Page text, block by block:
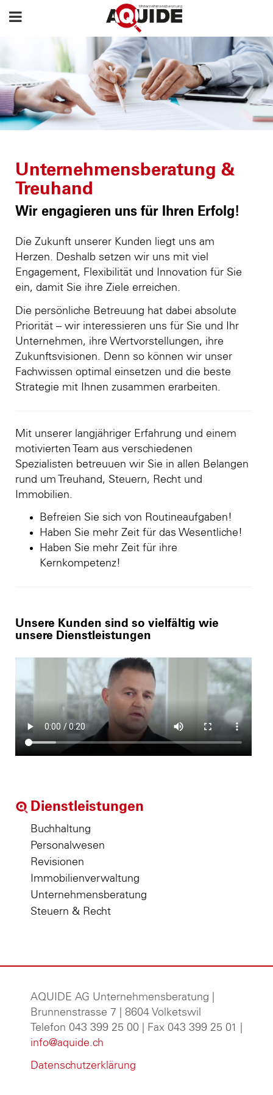
Unternehmensberatung &
Treuhand
Wir engagieren uns für Ihren Erfolg!
Die Zukunft unserer Kunden liegt uns am
Herzen. Deshalb setzen wir uns mit viel
Engagement, Flexibilität und Innovation für Sie
ein, damit Sie ihre Ziele erreichen.
Die persönliche Betreuung hat dabei absolute
Priorität – wir interessieren uns für Sie und Ihr
Unternehmen, ihre Wertvorstellungen, ihre
Zukunftsvisionen. Denn so können wir unser
Fachwissen optimal einsetzen und die beste
Strategie mit Ihnen zusammen erarbeiten.
Mit unserer langjähriger Erfahrung und einem
motivierten Team aus verschiedenen
Spezialisten betreuuen wir Sie in allen Belangen
rund um Treuhand, Steuern, Recht und
Immobilien.
Befreien Sie sich von Routineaufgaben!
Haben Sie mehr Zeit für das Wesentliche!
Haben Sie mehr Zeit für ihre
Kernkompetenz!
Unsere Kunden sind so vielfältig wie
unsere Dienstleistungen
Dienstleistungen
Buchhaltung
Personalwesen
Revisionen
Immobilienverwaltung
Unternehmensberatung
Steuern & Recht
AQUIDE AG Unternehmensberatung
Brunnenstrasse 7 | 8604 Volketswil
Telefon 043 399 25 00 | Fax 043 399 25 01 |
info@aquide.ch
Datenschutzerklärung